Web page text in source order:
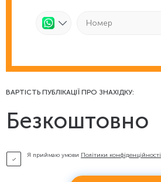
ВАРТІСТЬ ПУБЛІКАЦІЇ ПРО ЗНАХІДКУ:
Безкоштовно
Я приймаю умови Політики конфіденційності